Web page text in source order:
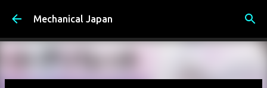
Ir al contenido principal
Mechanical Japan